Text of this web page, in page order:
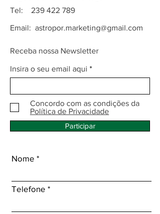
Tel: 239 422 789
Email: astropor.marketing@gmail.com
Receba nossa Newsletter
Insira o seu email aqui
Concordo com as condições da
Política de Privacidade
Participar
Nome
Telefone